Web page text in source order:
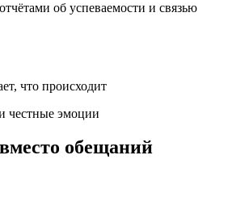
об успеваемости и связью
что происходит
честные эмоции
обещаний